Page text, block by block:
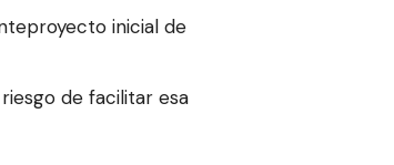
inicial de
de facilitar esa